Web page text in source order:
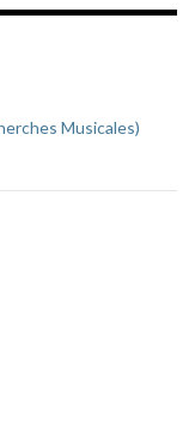
Musicales)